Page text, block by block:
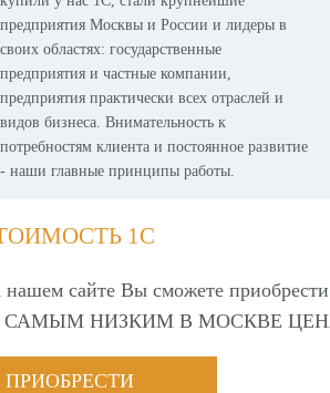
предприятия Москвы и России и лидеры в
своих областях: государственные
предприятия и частные компании,
предприятия практически всех отраслей и
видов бизнеса. Внимательность к
потребностям клиента и постоянное развитие
- наши главные принципы работы.
1С
сайте Вы сможете
САМЫМ НИЗКИМ В МОСКВЕ
ПРИОБРЕСТИ